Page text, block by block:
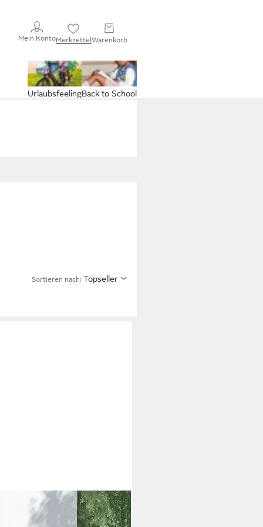
Mein KontoMerkzettelWarenkorb
Back to School
Urlaubsfeeling
Sortieren nach: Topseller
Metall pulverbeschichtet